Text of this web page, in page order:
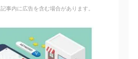
記事内に広告を含む場合があります。